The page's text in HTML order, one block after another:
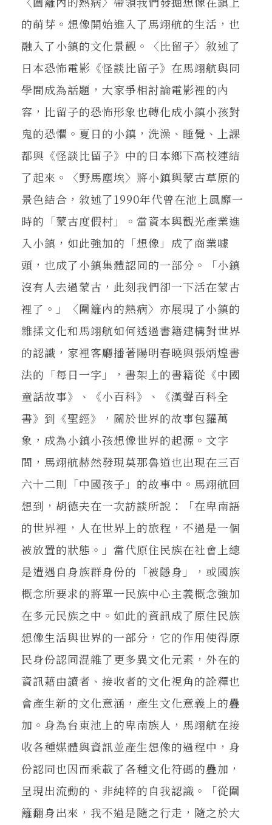
的萌芽。想像開始進入了馬翊航的生活，也
融入了小鎮的文化景觀。〈比留子〉敘述了
日本恐怖電影《怪談比留子》在馬翊航與同
學間成為話題，大家爭相討論電影裡的內
容，比留子的恐怖形象也轉化成小鎮小孩對
鬼的恐懼。夏日的小鎮，洗澡、睡覺、上課
都與《怪談比留子》中的日本鄉下高校連結
了起來。〈野馬塵埃〉將小鎮與蒙古草原的
景色結合，敘述了1990年代曾在池上風靡一
時的「蒙古度假村」。當資本與觀光產業進
入小鎮，如此強加的「想像」成了商業噱
頭，也成了小鎮集體認同的一部分。「小鎮
沒有人去過蒙古，此刻我們卻一下活在蒙古
裡了。」〈圍籬內的熱病〉亦展現了小鎮的
雜揉文化和馬翊航如何透過書籍建構對世界
的認識，家裡客廳播著陽明春曉與張炳煌書
法的「每日一字」，書架上的書籍從《中國
童話故事》、《小百科》、《漢聲百科全
書》到《聖經》，關於世界的故事包羅萬
象，成為小鎮小孩想像世界的起源。文字
間，馬翊航赫然發現莫那魯道也出現在三百
六十二則「中國孩子」的故事中。馬翊航回
想到，胡德夫在一次訪談所說：「在卑南語
的世界裡，人在世界上的旅程，不過是一個
被放置的狀態。」當代原住民族在社會上總
是遭遇自身族群身份的「被隱身」，或國族
概念所要求的將單一民族中心主義概念強加
在多元民族之中。如此的資訊成了原住民族
想像生活與世界的一部分，它的作用使得原
民身份認同混雜了更多異文化元素，外在的
資訊藉由讀者、接收者的文化視角的詮釋也
會產生新的文化意涵，產生文化意義上的疊
加。身為台東池上的卑南族人，馬翊航在接
收各種媒體與資訊並產生想像的過程中，身
份認同也因而乘載了各種文化符碼的疊加，
呈現出流動的、非純粹的自我認識。「從圍
籬翻身出來，我不過是隨之行走，隨之於大